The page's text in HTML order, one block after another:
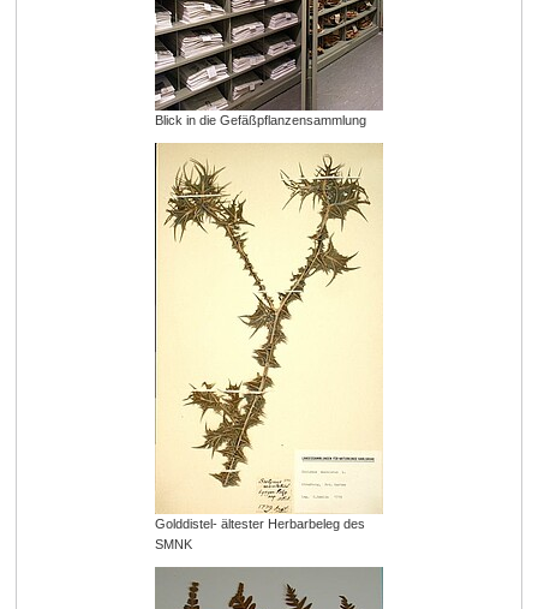
Blick in die Gefäßpflanzensammlung
Golddistel- ältester Herbarbeleg des
SMNK